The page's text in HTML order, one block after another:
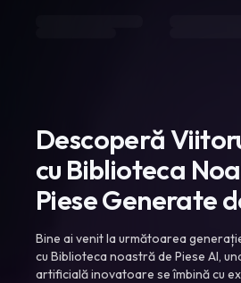
Descoperă
cu Biblioteca
Piese Generate
Bine ai venit la următoarea
cu Biblioteca noastră de Piese AI,
artificială inovatoare se îmbină cu